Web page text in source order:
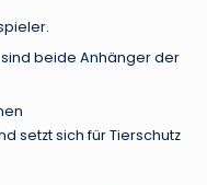
beide Anhänger der
setzt sich für Tierschutz